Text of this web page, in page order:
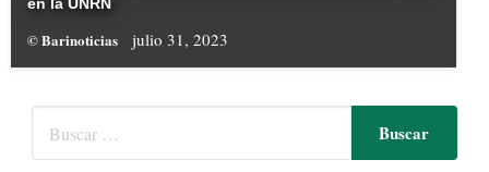
en la UNRN
© Barinoticias julio 31, 2023